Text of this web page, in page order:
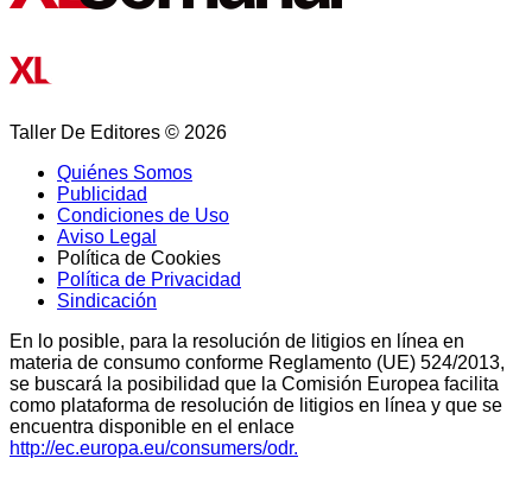
Taller De Editores © 2026
Quiénes Somos
Publicidad
Condiciones de Uso
Aviso Legal
Política de Cookies
Política de Privacidad
Sindicación
En lo posible, para la resolución de litigios en línea en
materia de consumo conforme Reglamento (UE) 524/2013,
se buscará la posibilidad que la Comisión Europea facilita
como plataforma de resolución de litigios en línea y que se
encuentra disponible en el enlace
http://ec.europa.eu/consumers/odr.